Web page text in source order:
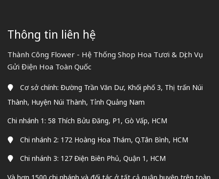
Thông tin liên hệ
Thành Công Flower - Hệ Thống Shop Hoa Tươi & Dịch Vụ
Gửi Điện Hoa Toàn Quốc
Cơ sở chính: Đường Trần Văn Dư, Khối phố 3, Thị trấn Núi
Thành, Huyện Núi Thành, Tỉnh Quảng Nam
Chi nhánh 1: 58 Thích Bửu Đăng, P1, Gò Vấp, HCM
Chi nhánh 2: 172 Hoàng Hoa Thám, Q.Tân Bình, HCM
Chi nhánh 3: 127 Điện Biên Phủ, Quận 1, HCM
Và hơn 1500 chi nhánh và đối tác ở tất cả quận huyện trên toàn